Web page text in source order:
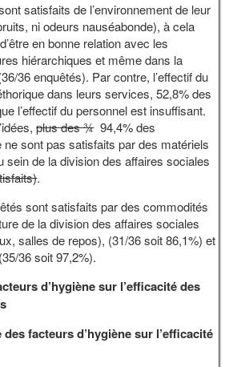
satisfaits de l’environnement de leur
ni odeurs nauséabonde), à cela
en bonne relation avec les
hiérarchiques et même dans la
36 enquêtés). Par contre, l’effectif du
dans leurs services, 52,8% des
l’effectif du personnel est insuffisant.
plus des ¾94,4% des
ne sont pas satisfaits par des matériels
sein de la division des affaires sociales
.
sont satisfaits par des commodités
de la division des affaires sociales
salles de repos), (31/36 soit 86,1%) et
36 soit 97,2%).
d’hygiène sur l’efficacité des
facteurs d’hygiène sur l’efficacité